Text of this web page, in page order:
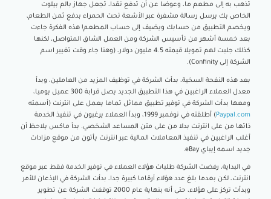
تذهب به إلى مطعم ما، وعوضا عن أن تدفع نقدا، تجعل جهاز بالم بيلوت
الخاص بك يرسل رسالة مشفرة عبر الأشعة تحت الحمراء بدفع ثمن الطعام،
ويخصم التطبيق من حسابك ويضيف إلى حساب المطعم! هذه الفكرة جاءت
بعد خمسة أشهر من تأسيس الشركة ومن العمل الشاق المتواصل، لكنها
كذلك جلبت لهم تمويلا قيمته 4.5 مليون دولار، (وهنا جاء وقت تغيير اسم
الشركة إلى Confinity).
بعد هذه النفحة السخية، بدأت الشركة في توظيف المزيد من العاملين، وبدأ
معدل العملاء الراغبين في هذا التطبيق الجديد يصل قرابة 300 عميل يوميا،
ومعها بدأت الشركة في توفير تطبيق مماثل تماما يعمل على انترنت (أسمته
Paypal.com
) أطلقته في نوفمبر 1999، وبدأ العملاء يرغبون في تنفيذ الخدمة
ذاتها من على انترنت بدلا من على متن المساعد الشخصي. بدأ ماكس يلاحظ أن
أغلب الراغبين في تنفيذ المعاملات المالية عبر انترنت يأتون من موقع مزادات
جديد اسمه إيباي eBay.
في البداية، رفضت الشركة طلبات هؤلاء العملاء في توفير الخدمة فقط عبر موقع
انترنت، لكن بعدما بلغ عدد هؤلاء أرقاما كبيرة جدا، بدأت الشركة في الإذعان للأمر
وبدأت تركز على هؤلاء، حتى أنه بنهاية عام 2000 توقفت الشركة عن تطوير